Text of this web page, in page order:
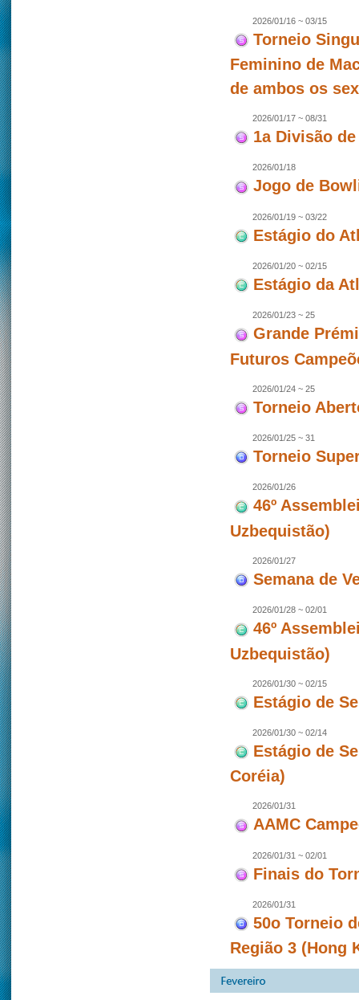
2026/01/16 ~ 03/15
Torneio
Feminino de
de ambos os
2026/01/17 ~ 08/31
1a Divisão
2026/01/18
Jogo de
2026/01/19 ~ 03/22
Estágio do
2026/01/20 ~ 02/15
Estágio da
2026/01/23 ~ 25
Grande
Futuros
2026/01/24 ~ 25
Torneio
2026/01/25 ~ 31
Torneio
2026/01/26
46º
Uzbequistão)
2026/01/27
Semana de
2026/01/28 ~ 02/01
46º
Uzbequistão)
2026/01/30 ~ 02/15
Estágio de
2026/01/30 ~ 02/14
Estágio de
Coréia)
2026/01/31
AAMC
2026/01/31 ~ 02/01
Finais do
2026/01/31
50o Torneio
Região 3 (Hong